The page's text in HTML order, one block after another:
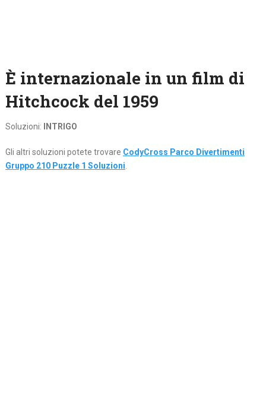
È internazionale in un film di
Hitchcock del 1959
Soluzioni: INTRIGO
Gli altri soluzioni potete trovare CodyCross Parco Divertimenti
Gruppo 210 Puzzle 1 Soluzioni.